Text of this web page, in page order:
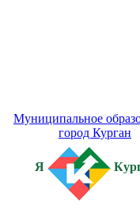
Муниципальное
город Курган
Я